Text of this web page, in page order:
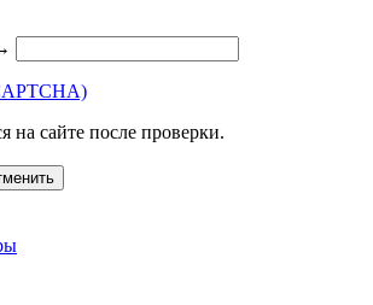
на сайте после проверки.